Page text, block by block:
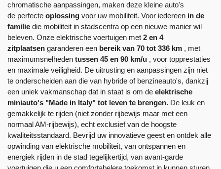
chromatische aanpassingen, maken deze kleine auto's
de perfecte oplossing voor uw mobiliteit. Voor iedereen in de
familie die mobiliteit in stadscentra op een nieuwe manier wil
beleven. Onze elektrische voertuigen met 2 en 4
zitplaatsen garanderen een bereik van 70 tot 336 km , met
maximumsnelheden tussen 45 en 90 km/u , voor topprestaties
en maximale veiligheid. De uitrusting en aanpassingen zijn niet
te onderscheiden aan die van hybride of benzineauto's, dankzij
een uniek vakmanschap dat in staat is om de elektrische
miniauto's "Made in Italy" tot leven te brengen. De leuk en
gemakkelijk te rijden (niet zonder rijbewijs maar met een
normaal AM-rijbewijs), echt exclusief van de hoogste
kwaliteitsstandaard. Bevrijd uw innovatieve geest en ontdek alle
opwinding van elektrische mobiliteit, van ontspannen en
energiek rijden in de stad tegelijkertijd, van avant-garde